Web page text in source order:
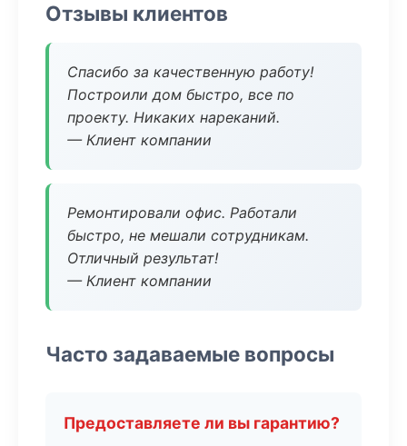
Отзывы клиентов
Спасибо за качественную работу!
Построили дом быстро, все по
проекту. Никаких нареканий.
— Клиент компании
Ремонтировали офис. Работали
быстро, не мешали сотрудникам.
Отличный результат!
— Клиент компании
Часто задаваемые вопросы
Предоставляете ли вы гарантию?